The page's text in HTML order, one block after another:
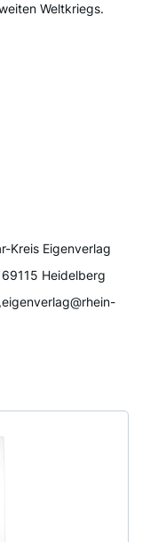
Weltkriegs.
Kreis Eigenverlag
Heidelberg
,eigenverlag@rhein-